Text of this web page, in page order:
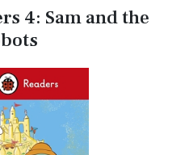
4: Sam and the